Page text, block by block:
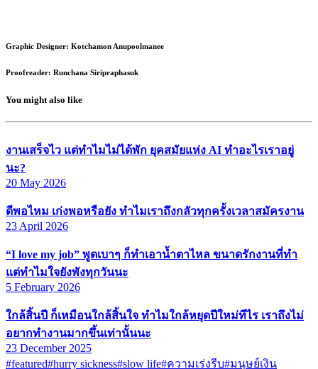
Graphic Designer: Kotchamon Anupoolmanee
Proofreader: Runchana Siripraphasuk
You might also like
งานเสร็จไว แต่ทำไมไม่ได้พัก ยุคสมัยแห่ง AI ทำอะไรเราอยู่
นะ?
20 May 2026
ดีพอไหม เก่งพอหรือยัง ทำไมเราถึงกลัวทุกครั้งเวลาสมัครงาน
23 April 2026
“I love my job” พูดเบาๆ ก็ทำเอาน้ำตาไหล ขนาดรักงานที่ทำ
แต่ทำไมใจยังพังทุกวันนะ
5 February 2026
ใกล้สิ้นปี ก็เหมือนใกล้สิ้นใจ ทำไมใกล้หยุดปีใหม่ทีไร เราถึงไม่
อยากทำงานมากขึ้นเท่านั้นนะ
23 December 2025
#featured#hurry sickness#slow life#ความเร่งรีบ#มนุษย์เงิน